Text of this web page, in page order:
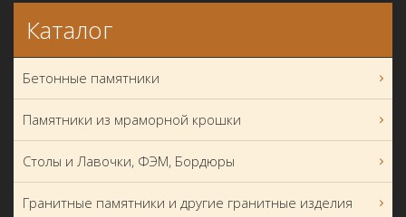
Каталог
Бетонные памятники
Памятники из мраморной крошки
Столы и Лавочки, ФЭМ, Бордюры
Гранитные памятники и другие гранитные изделия